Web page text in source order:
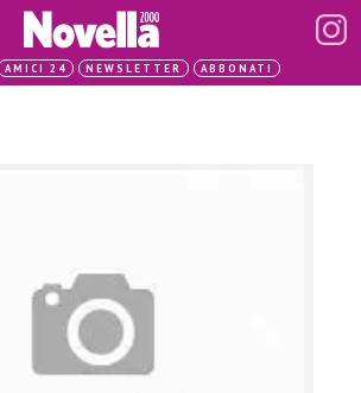
AMICI 24 NEWSLETTER ABBONATI